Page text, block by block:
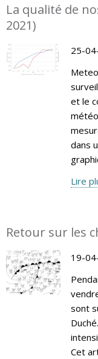
La qualité de
2021)
25-
et le
dans
Lire
Retour sur les
19-
sont
Cet